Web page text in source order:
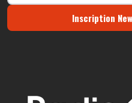
Inscription